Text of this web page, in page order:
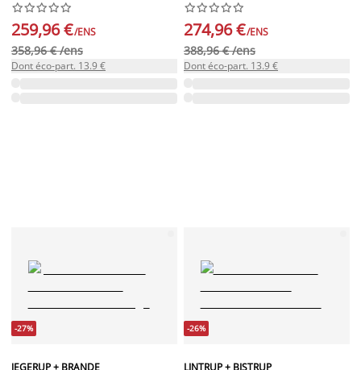






259,96 €/ENS
358,96 € /ens
Dont éco-part. 13.9 €






274,96 €/ENS
388,96 € /ens
Dont éco-part. 13.9 €
-27%
JEGERUP + BRANDE
-26%
LINTRUP + BISTRUP